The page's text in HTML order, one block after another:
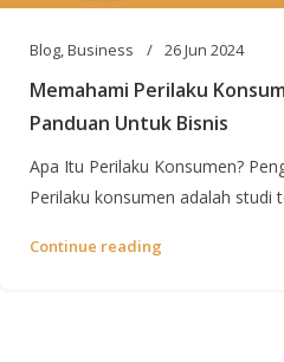
Blog,Business 26 Jun 2024
Memahami Perilaku
Panduan Untuk Bisnis
Apa Itu Perilaku Konsumen?
Perilaku konsumen adalah studi
Continue reading